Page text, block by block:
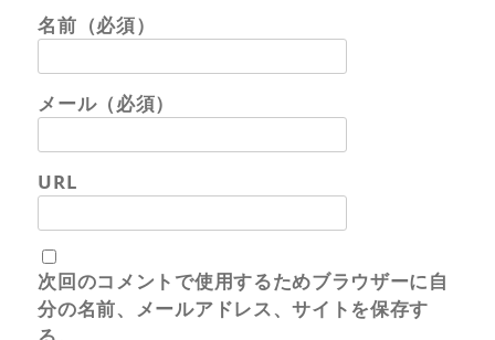
名前（必須）
メール（必須）
URL
次回のコメントで使用するためブラウザーに自
分の名前、メールアドレス、サイトを保存す